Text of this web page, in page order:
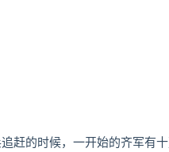
赶的时候，一开始的齐军有